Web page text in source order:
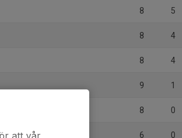
8 5
8 4
8 4
9 1
8 0
6 0
att vår